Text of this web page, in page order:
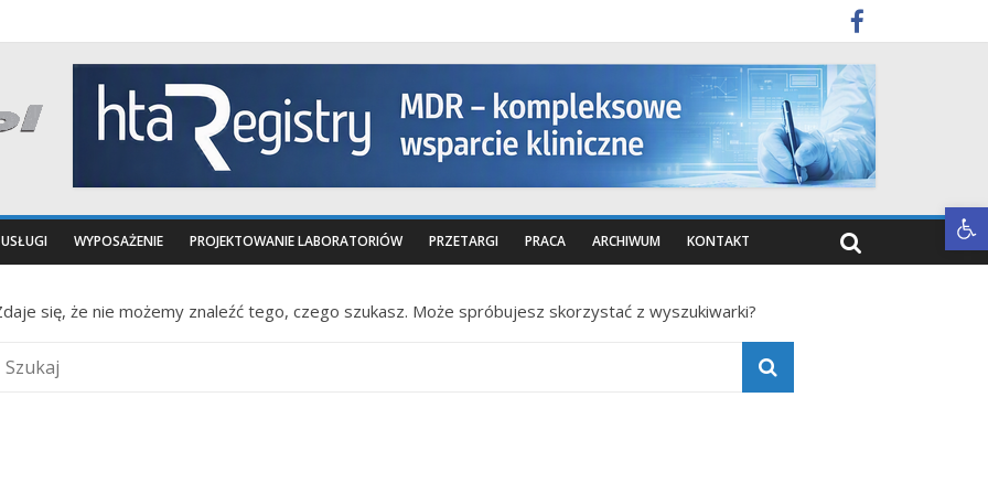
Otwórz pasek narzędzi
USŁUGI WYPOSAŻENIE PROJEKTOWANIE LABORATORIÓW PRZETARGI PRACA ARCHIWUM KONTAKT
się, że nie możemy znaleźć tego, czego szukasz. Może spróbujesz skorzystać z wyszukiwarki?